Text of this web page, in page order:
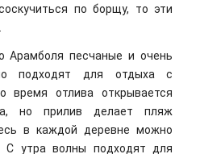
по борщу, то эти
песчаные и очень
подходят для отдыха с
время отлива открывается
но прилив делает пляж
в каждой деревне можно
С утра волны подходят для